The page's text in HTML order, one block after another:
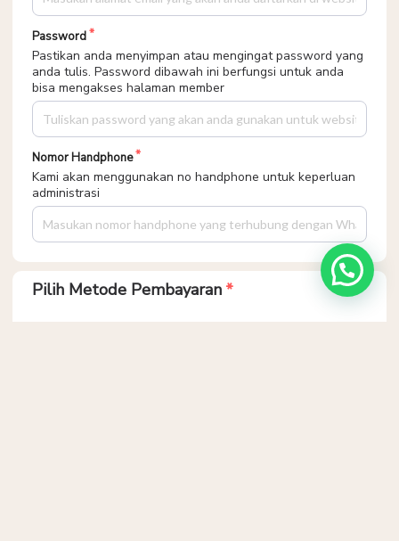
Password
Pastikan anda menyimpan atau mengingat password yang
anda tulis. Password dibawah ini berfungsi untuk anda
bisa mengakses halaman member
Nomor Handphone
Kami akan menggunakan no handphone untuk keperluan
administrasi
Pilih Metode Pembayaran
w*****n